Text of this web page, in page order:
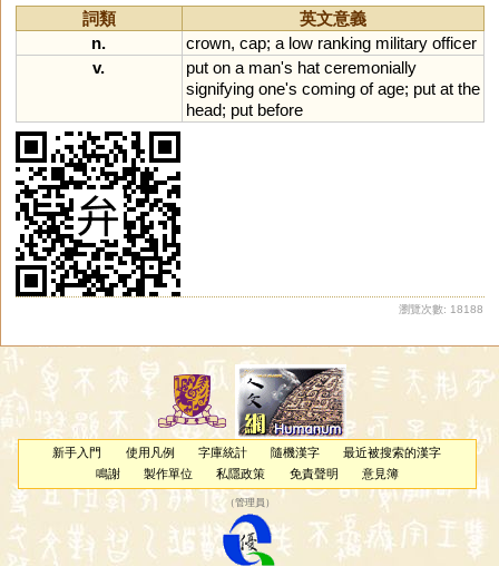
詞類
英文意義
n.
crown, cap; a low ranking military officer
v.
put on a man's hat ceremonially
signifying one's coming of age; put at the
head; put before
瀏覽次數: 18188
新手入門 使用凡例 字庫統計 隨機漢字
最近被搜索的漢字
鳴謝
製作單位 私隱政策 免責聲明 意見簿
（管理員 ）